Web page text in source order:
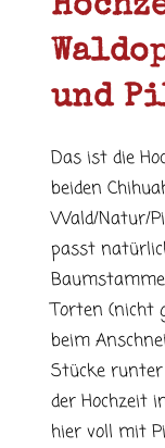
und
Das ist die
beiden
Wald/Natur/
passt
Torten (nicht
beim
Stücke runter
der Hochzeit
hier voll mit